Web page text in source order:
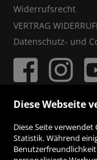
Widerrufsrecht
VERTRAG
Datenschutz- und
Diese Webseite
Diese Seite
Statistik. Während